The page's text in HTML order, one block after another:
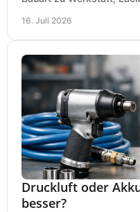
16. Juli 2026
Druckluft oder
besser?